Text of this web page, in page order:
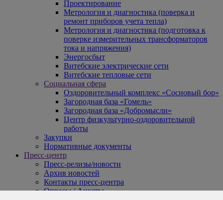
Проектирование
Метрология и диагностика (поверка и
ремонт приборов учета тепла)
Метрология и диагностика (подготовка к
поверке измерительных трансформаторов
тока и напряжения)
Энергосбыт
Витебские электрические сети
Витебские тепловые сети
Социальная сфера
Оздоровительный комплекс «Сосновый бор»
Загородная база «Гомель»
Загородная база «Добромысли»
Центр физкультурно-оздоровительной
работы
Закупки
Нормативные документы
Пресс-центр
Пресс-релизы/новости
Архив новостей
Контакты пресс-центра
Опросы / Анкеты